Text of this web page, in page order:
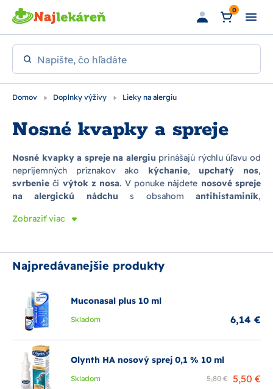
Preskočiť na hlavný obsah 0
Napíšte, čo hľadáte
Domov Doplnky výživy Lieky na alergiu
Nosné kvapky a spreje
Nosné kvapky a spreje na alergiu prinášajú rýchlu úľavu od
nepríjemných príznakov ako kýchanie, upchatý nos,
svrbenie či výtok z nosa. V ponuke nájdete nosové spreje
na alergickú nádchu s obsahomantihistaminík,
vhodné prisezónnej aj celoročnej alergii
šetrné a účinné. Vyberte si z overených značiek ako
Livostin,AllergodilaleboAvamys
Účinnosť, rýchly nástup a jednoduché použitie robia z týchto
produktov spoľahlivých pomocníkov. Objednajte
sprej proti alergiionline z pohodlia domova. Zbavte sa
sprejmi.
Zobraziť viac
Najpredávanejšie produkty
Muconasal plus 10 ml
Skladom 6,14 €
Olynth HA nosový sprej 0,1 % 10 ml
Skladom 5,80 € 5,50 €